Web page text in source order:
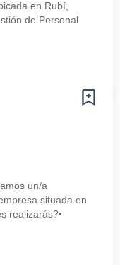
en Rubí,
de Personal
un/a
situada en
realizarás?•